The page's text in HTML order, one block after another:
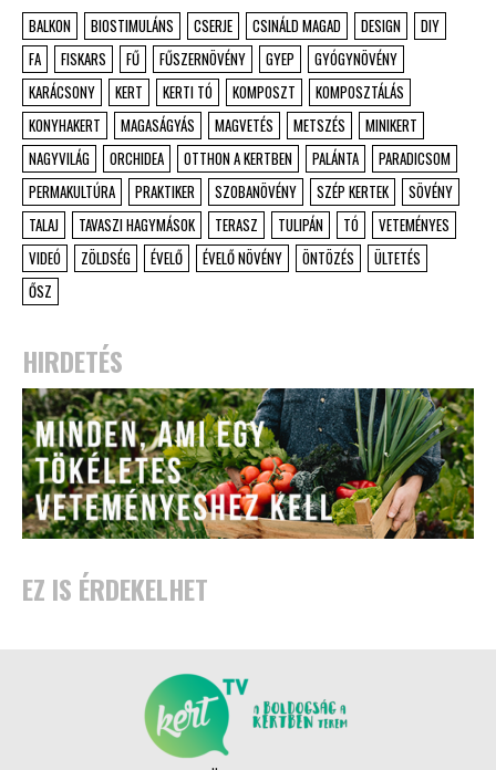
BALKON BIOSTIMULÁNS CSERJE CSINÁLD MAGAD DESIGN
DIY
FA
FISKARS FŰ FŰSZERNÖVÉNY GYEP
GYÓGYNÖVÉNY
KARÁCSONY
KERT KERTI TÓ KOMPOSZT
KOMPOSZTÁLÁS
KONYHAKERT
MAGASÁGYÁS MAGVETÉS METSZÉS
MINIKERT
NAGYVILÁG
ORCHIDEA OTTHON A KERTBEN PALÁNTA
PARADICSOM
PERMAKULTÚRA
PRAKTIKER SZOBANÖVÉNY SZÉP KERTEK
SÖVÉNY
TALAJ
TAVASZI HAGYMÁSOK TERASZ TULIPÁN TÓ
VETEMÉNYES
VIDEÓ
ZÖLDSÉG ÉVELŐ ÉVELŐ NÖVÉNY ÖNTÖZÉS
ÜLTETÉS
ŐSZ
HIRDETÉS
EZ IS ÉRDEKELHET